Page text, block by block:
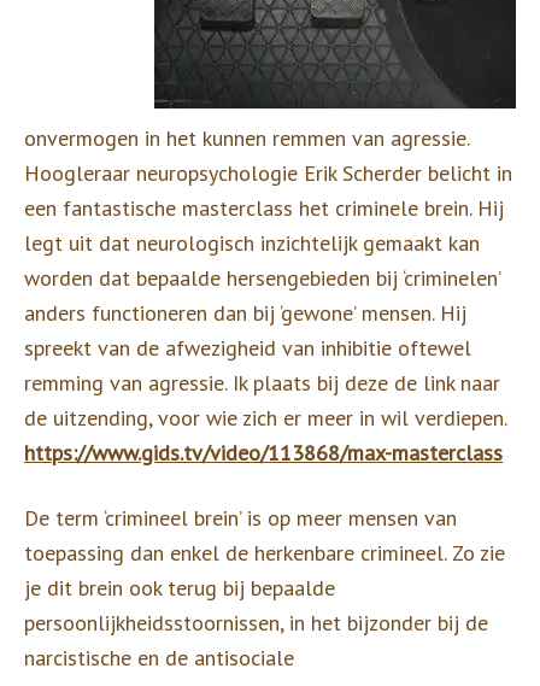
onvermogen in het kunnen remmen van agressie.
Hoogleraar neuropsychologie Erik Scherder belicht in
een fantastische masterclass het criminele brein. Hij
legt uit dat neurologisch inzichtelijk gemaakt kan
worden dat bepaalde hersengebieden bij ‘criminelen’
anders functioneren dan bij ‘gewone’ mensen. Hij
spreekt van de afwezigheid van inhibitie oftewel
remming van agressie. Ik plaats bij deze de link naar
de uitzending, voor wie zich er meer in wil verdiepen.
https://www.gids.tv/video/113868/max-masterclass
De term ‘crimineel brein’ is op meer mensen van
toepassing dan enkel de herkenbare crimineel. Zo zie
je dit brein ook terug bij bepaalde
persoonlijkheidsstoornissen, in het bijzonder bij de
narcistische en de antisociale